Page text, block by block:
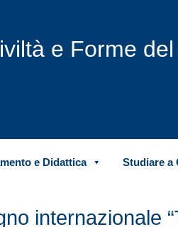
e Forme
e Didattica Studiare a
internazionale